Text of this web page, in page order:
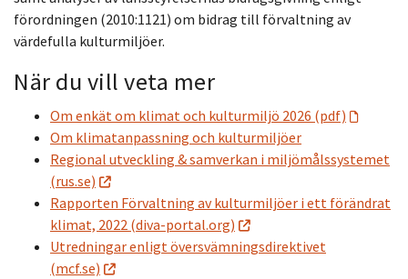
förordningen (2010:1121) om bidrag till förvaltning av
värdefulla kulturmiljöer.
När du vill veta mer
Om enkät om klimat och kulturmiljö 2026 (pdf)
Om klimatanpassning och kulturmiljöer
Regional utveckling & samverkan i miljömålssystemet
(rus.se)
Rapporten Förvaltning av kulturmiljöer i ett förändrat
klimat, 2022 (diva-portal.org)
Utredningar enligt översvämningsdirektivet
(mcf.se)